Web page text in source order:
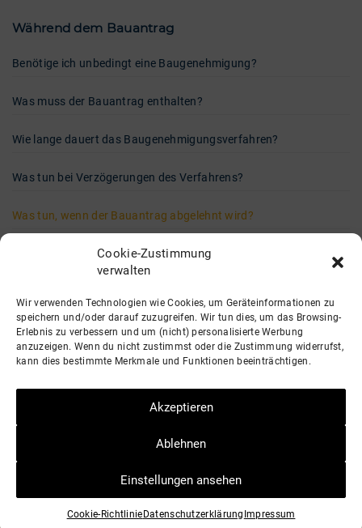
Cookie-Zustimmung
verwalten
Wir verwenden Technologien wie Cookies, um Geräteinformationen zu
speichern und/oder darauf zuzugreifen. Wir tun dies, um das Browsing-
Erlebnis zu verbessern und um (nicht) personalisierte Werbung
anzuzeigen. Wenn du nicht zustimmst oder die Zustimmung widerrufst,
kann dies bestimmte Merkmale und Funktionen beeinträchtigen.
Akzeptieren
Ablehnen
Einstellungen ansehen
Cookie-Richtlinie Datenschutzerklärung Impressum
Während dem Bauantrag
Benötige ich unbedingt eine Baugenehmigung?
Was muss der Bauantrag enthalten?
Wie lange dauert das Bau­ge­neh­migungs­verfahren?
Was tun bei Verzögerungen des Verfahrens?
Was tun, wenn der Bauantrag abgelehnt wird?
© 2026 |Impressum Datenschutzerklärung
Bauantrag
Während
Bauantrag
Nach
Bauantrag